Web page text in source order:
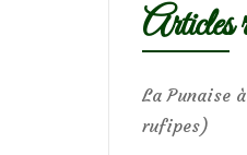
Articles
La Punaise
rufipes)